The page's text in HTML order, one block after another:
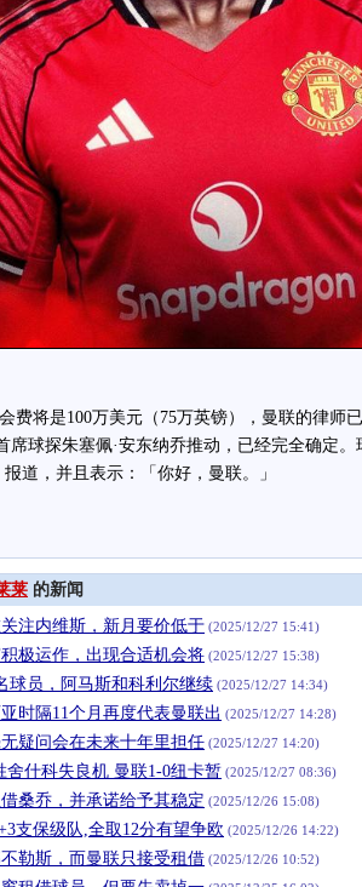
将是100万美元（75万英镑），曼联的律师
席球探朱塞佩·安东纳乔推动，已经完全确定
报道，并且表示：「你好，曼联。」
莱 的新闻
注内维斯，新月要价低于 (2025/12/27 15:41)
极运作，出现合适机会将 (2025/12/27 15:38)
球员，阿马斯和科利尔继续 (2025/12/27 14:34)
时隔11个月再度代表曼联出 (2025/12/27 14:28)
疑问会在未来十年里担任 (2025/12/27 14:20)
舍什科失良机 曼联1-0纽卡暂 (2025/12/27 08:36)
桑乔，并承诺给予其稳定 (2025/12/26 15:08)
支保级队,全取12分有望争欧 (2025/12/26 14:22)
勒斯，而曼联只接受租借 (2025/12/26 10:52)